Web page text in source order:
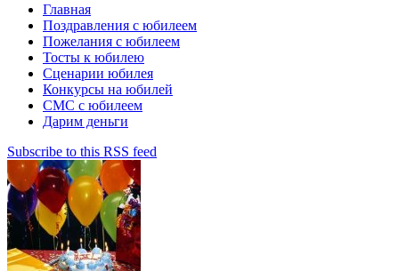
Главная
Поздравления с юбилеем
Пожелания с юбилеем
Тосты к юбилею
Сценарии юбилея
Конкурсы на юбилей
СМС с юбилеем
Дарим деньги
Subscribe to this RSS feed